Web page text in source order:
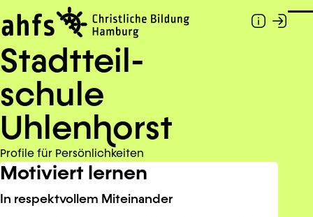
Zum Hauptinhalt springen
Stadtteil­
schule
Uhlenhorst
Profile für Persönlichkeiten
Motiviert lernen
In respektvollem Miteinander